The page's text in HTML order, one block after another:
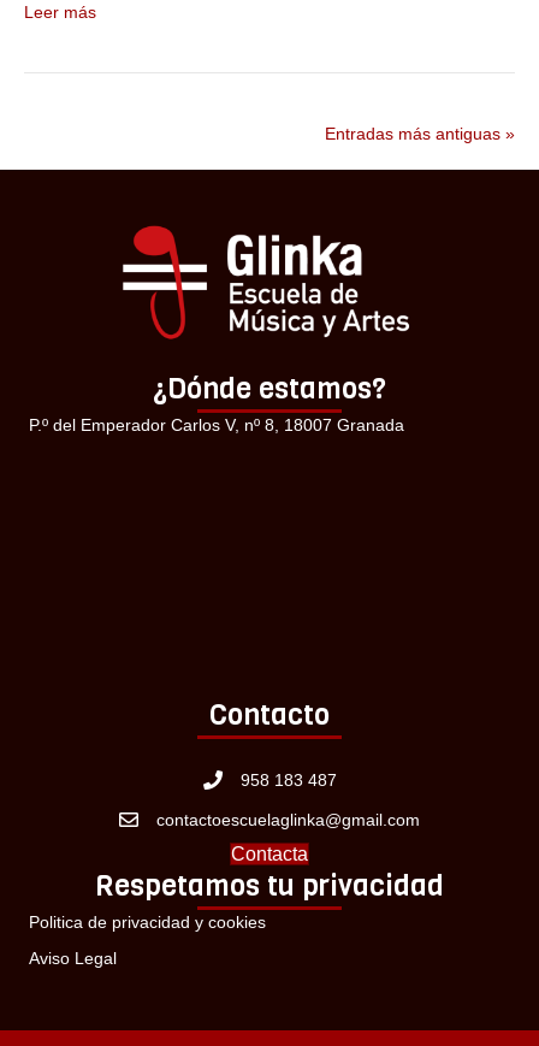
Leer más
Entradas más antiguas »
¿Dónde estamos?
P.º del Emperador Carlos V, nº 8, 18007 Granada
Contacto
958 183 487
contactoescuelaglinka@gmail.com
Contacta
Respetamos tu privacidad
Politica de privacidad y cookies
Aviso Legal